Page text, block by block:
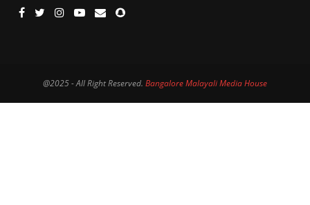
@2025 - All Right Reserved. Bangalore Malayali Media House